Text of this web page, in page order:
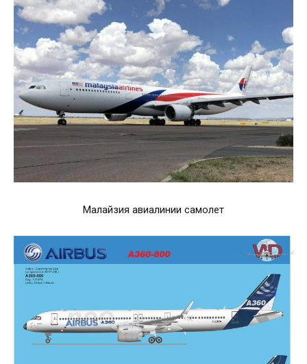
Малайзия авиалинии самолет